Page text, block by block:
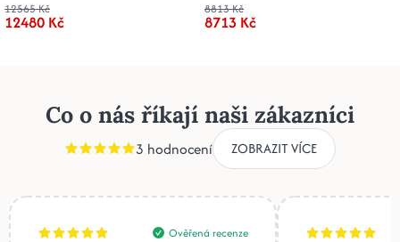
12565 Kč
12480 Kč
8813 Kč
8713 Kč
Co o nás říkají naši zákazníci
3 hodnocení ZOBRAZIT VÍCE
Ověřená recenze